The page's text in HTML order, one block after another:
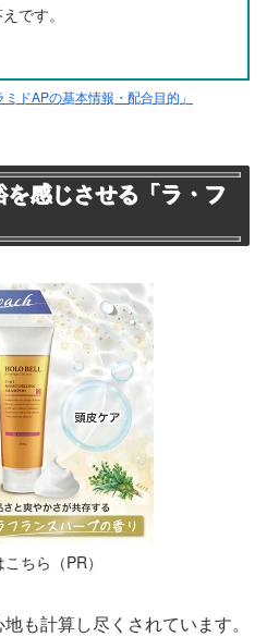
です。
ドAPの基本情報・配合目的」
感じさせる「ラ・フ
ちら（PR）
も計算し尽くされています。